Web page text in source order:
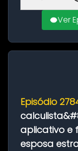
Ver
Episódio
aplicativo e
esposa